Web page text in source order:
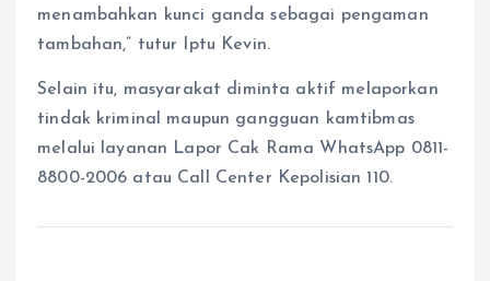
menambahkan kunci ganda sebagai pengaman
tambahan,” tutur Iptu Kevin.
Selain itu, masyarakat diminta aktif melaporkan
tindak kriminal maupun gangguan kamtibmas
melalui layanan Lapor Cak Rama WhatsApp 0811-
8800-2006 atau Call Center Kepolisian 110.